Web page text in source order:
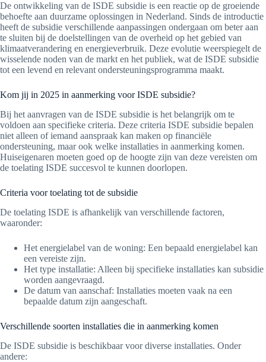
De ontwikkeling van de ISDE subsidie is een reactie op de groeiende
behoefte aan duurzame oplossingen in Nederland. Sinds de introductie
heeft de subsidie verschillende aanpassingen ondergaan om beter aan
te sluiten bij de doelstellingen van de overheid op het gebied van
klimaatverandering en energieverbruik. Deze evolutie weerspiegelt de
wisselende noden van de markt en het publiek, wat de ISDE subsidie
tot een levend en relevant ondersteuningsprogramma maakt.
Kom jij in 2025 in aanmerking voor ISDE subsidie?
Bij het aanvragen van de ISDE subsidie is het belangrijk om te
voldoen aan specifieke criteria. Deze criteria ISDE subsidie bepalen
niet alleen of iemand aanspraak kan maken op financiële
ondersteuning, maar ook welke installaties in aanmerking komen.
Huiseigenaren moeten goed op de hoogte zijn van deze vereisten om
de toelating ISDE succesvol te kunnen doorlopen.
Criteria voor toelating tot de subsidie
De toelating ISDE is afhankelijk van verschillende factoren,
waaronder:
Het energielabel van de woning: Een bepaald energielabel kan
een vereiste zijn.
Het type installatie: Alleen bij specifieke installaties kan subsidie
worden aangevraagd.
De datum van aanschaf: Installaties moeten vaak na een
bepaalde datum zijn aangeschaft.
Verschillende soorten installaties die in aanmerking komen
De ISDE subsidie is beschikbaar voor diverse installaties. Onder
andere: